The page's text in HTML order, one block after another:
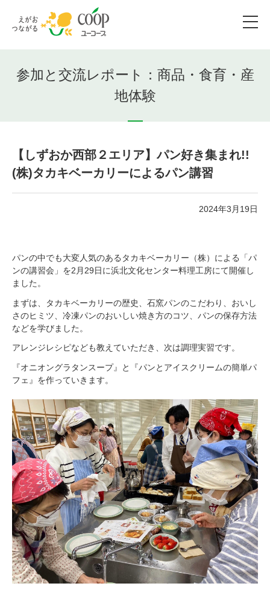
参加と交流レポート：商品・食育・産
地体験
【しずおか西部２エリア】パン好き集まれ!!
(株)タカキベーカリーによるパン講習
2024年3月19日
パンの中でも大変人気のあるタカキベーカリー（株）による「パ
ンの講習会」を2月29日に浜北文化センター料理工房にて開催し
ました。
まずは、タカキベーカリーの歴史、石窯パンのこだわり、おいし
さのヒミツ、冷凍パンのおいしい焼き方のコツ、パンの保存方法
などを学びました。
アレンジレシピなども教えていただき、次は調理実習です。
『オニオングラタンスープ』と『パンとアイスクリームの簡単パ
フェ』を作っていきます。